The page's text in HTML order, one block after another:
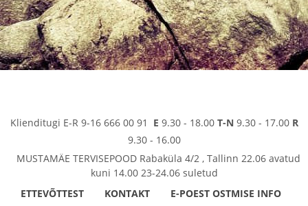
Klienditugi E-R 9-16 666 00 91 E 9.30 - 18.00 T-N 9.30 - 17.00 R
9.30 - 16.00
MUSTAMÄE TERVISEPOOD Rabaküla 4/2 , Tallinn 22.06 avatud
kuni 14.00 23-24.06 suletud
ETTEVÕTTEST
KONTAKT E-POEST OSTMISE INFO